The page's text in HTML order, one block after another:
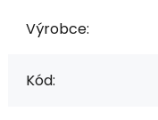
Výrobce:
Kód: